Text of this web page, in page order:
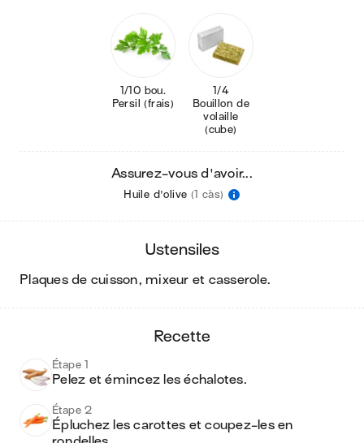
1/10 bou.
Persil (frais)
1/4
Bouillon de
volaille
(cube)
Assurez-vous d'avoir...
Huile d'olive (1 càs)
ustensiles
plaques de cuisson, mixeur et casserole.
recette
Étape 1
Pelez et émincez les échalotes.
Étape 2
Épluchez les carottes et coupez-les en